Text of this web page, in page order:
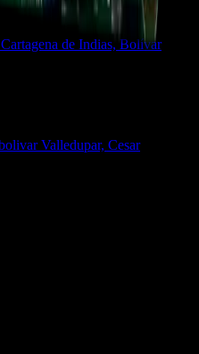
de Indias, Bolívar
Valledupar, Cesar